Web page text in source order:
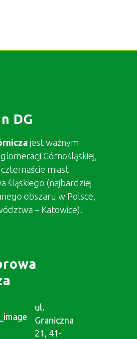
DG
jest ważnym
Górnośląskiej,
miast
śląskiego (najbardziej
obszaru w Polsce,
– Katowice).
ul.
Graniczna
21, 41-